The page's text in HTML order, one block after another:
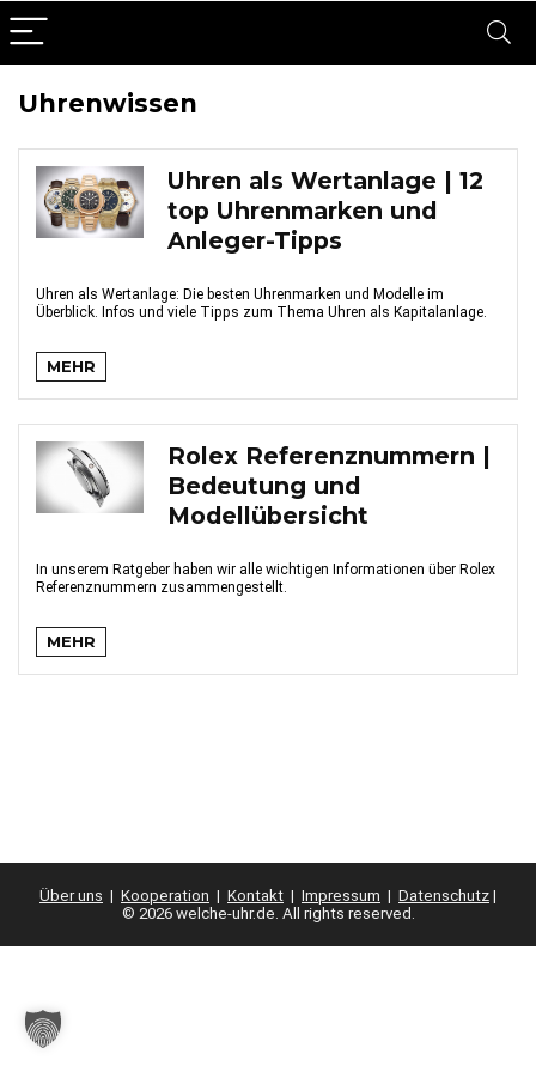
Uhrenwissen
Uhren als Wertanlage | 12
top Uhrenmarken und
Anleger-Tipps
Uhren als Wertanlage: Die besten Uhrenmarken und Modelle im
Überblick. Infos und viele Tipps zum Thema Uhren als Kapitalanlage.
MEHR
Rolex Referenznummern |
Bedeutung und
Modellübersicht
In unserem Ratgeber haben wir alle wichtigen Informationen über Rolex
Referenznummern zusammengestellt.
MEHR
Über uns | Kooperation | Kontakt | Impressum | Datenschutz |
© 2026 welche-uhr.de. All rights reserved.